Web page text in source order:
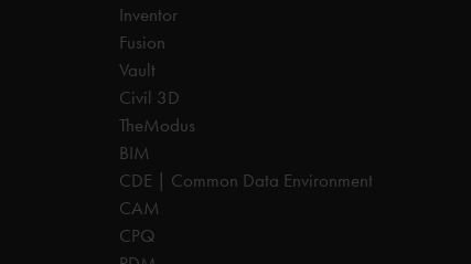
Inventor
Fusion
Vault
Civil 3D
TheModus
BIM
CDE | Common Data Environment
CAM
CPQ